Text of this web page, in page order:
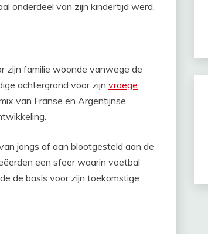
onderdeel van zijn kindertijd werd.
zijn familie woonde vanwege de
achtergrond voor zijn vroege
van Franse en Argentijnse
jongs af aan blootgesteld aan de
een sfeer waarin voetbal
de basis voor zijn toekomstige